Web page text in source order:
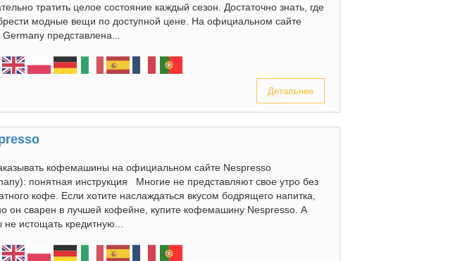
тратить целое состояние каждый сезон. Достаточно знать, где
модные вещи по доступной цене. На официальном сайте
представлена...
Детальнее
кофемашины на официальном сайте Nespresso
понятная инструкция Многие не представляют свое утро без
кофе. Если хотите наслаждаться вкусом бодрящего напитка,
он сварен в лучшей кофейне, купите кофемашину Nespresso. А
не истощать кредитную...